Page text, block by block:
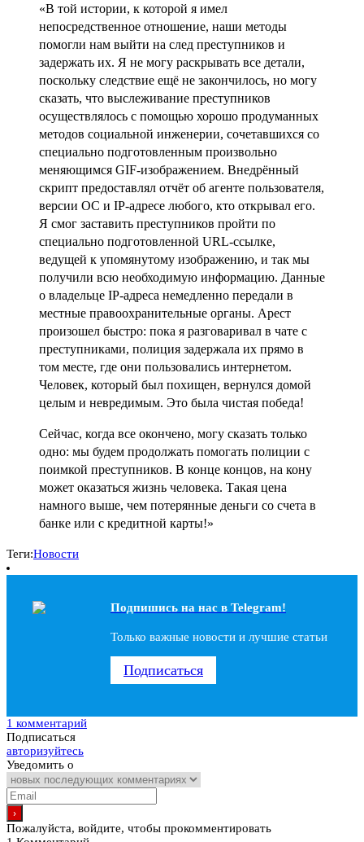
«В той истории, к которой я имел
непосредственное отношение, наши методы
помогли нам выйти на след преступников и
задержать их. Я не могу раскрывать все детали,
поскольку следствие ещё не закончилось, но могу
сказать, что выслеживание преступников
осуществлялось с помощью хорошо продуманных
методов социальной инженерии, сочетавшихся со
специально подготовленным произвольно
меняющимся GIF-изображением. Внедрённый
скрипт предоставлял отчёт об агенте пользователя,
версии ОС и IP-адресе любого, кто открывал его.
Я смог заставить преступников пройти по
специально подготовленной URL-ссылке,
ведущей к упомянутому изображению, и так мы
получили всю необходимую информацию. Данные
о владельце IP-адреса немедленно передали в
местные правоохранительные органы. Арест
произошел быстро: пока я разговаривал в чате с
преступниками, полиция задержала их прямо в
том месте, где они пользовались интернетом.
Человек, который был похищен, вернулся домой
целым и невредимым. Это была чистая победа!
Сейчас, когда все окончено, могу сказать только
одно: мы будем продолжать помогать полиции с
поимкой преступников. В конце концов, на кону
может оказаться жизнь человека. Такая цена
намного выше, чем потерянные деньги со счета в
банке или с кредитной карты!»
Теги:Новости
Подпишись на наc в Telegram!
Только важные новости и лучшие статьи
Подписаться
1 комментарий
Подписаться
авторизуйтесь
Уведомить о
Пожалуйста, войдите, чтобы прокомментировать